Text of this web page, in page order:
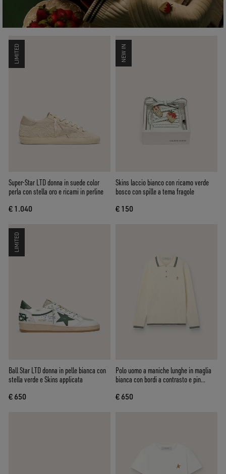
LIMITED
Super-Star LTD donna in suede color
perla con stella oro e ricami in perline
€ 1.040
NEW IN
Skins laccio bianco con ricamo verde
bosco con spille a tema fragole
€ 150
LIMITED
Ball Star LTD donna in pelle bianca con
stella verde e Skins applicata
€ 650
Polo uomo a maniche lunghe in maglia
bianca con bordi a contrasto e pin
€ 650